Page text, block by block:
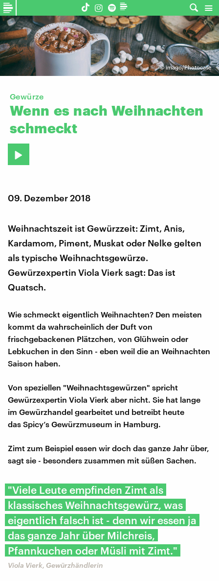
©imago/Photocase
Gewürze
Wenn es nach Weihnachten
schmeckt
09. Dezember 2018
Weihnachtszeit ist Gewürzzeit: Zimt, Anis,
Kardamom, Piment, Muskat oder Nelke gelten
als typische Weihnachtsgewürze.
Gewürzexpertin Viola Vierk sagt: Das ist
Quatsch.
Wie schmeckt eigentlich Weihnachten? Den meisten
kommt da wahrscheinlich der Duft von
frischgebackenen Plätzchen, von Glühwein oder
Lebkuchen in den Sinn - eben weil die an Weihnachten
Saison haben.
Von speziellen "Weihnachtsgewürzen" spricht
Gewürzexpertin Viola Vierk aber nicht. Sie hat lange
im Gewürzhandel gearbeitet und betreibt heute
das Spicy’s Gewürzmuseum in Hamburg.
Zimt zum Beispiel essen wir doch das ganze Jahr über,
sagt sie - besonders zusammen mit süßen Sachen.
"Viele Leute empfinden Zimt als
klassisches Weihnachtsgewürz, was
eigentlich falsch ist - denn wir essen ja
das ganze Jahr über Milchreis,
Pfannkuchen oder Müsli mit Zimt."
Viola Vierk, Gewürzhändlerin